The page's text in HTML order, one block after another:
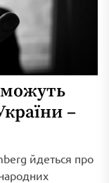
–
йдеться про